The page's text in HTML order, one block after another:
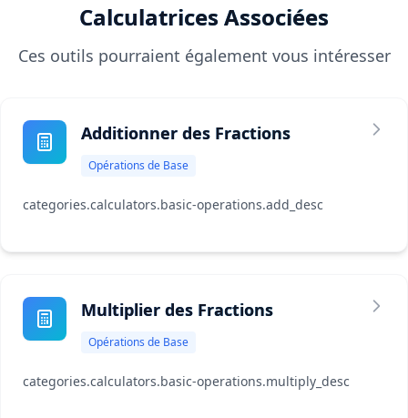
Calculatrices Associées
Ces outils pourraient également vous intéresser
Additionner des Fractions
Opérations de Base
categories.calculators.basic-operations.add_desc
Multiplier des Fractions
Opérations de Base
categories.calculators.basic-operations.multiply_desc